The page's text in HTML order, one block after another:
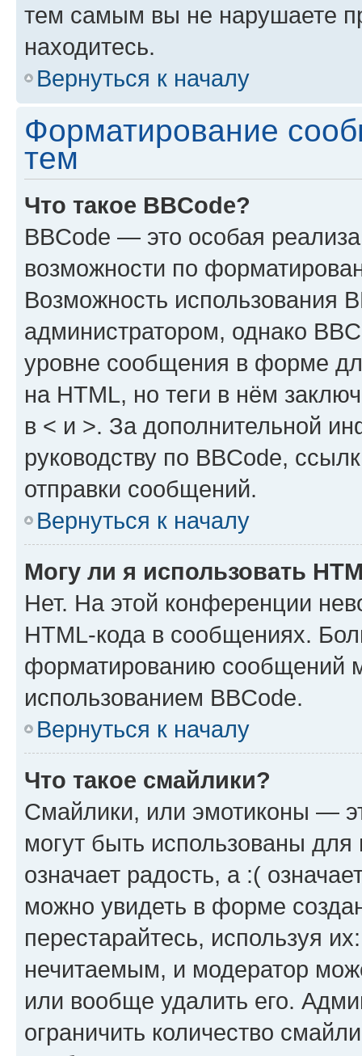
тем самым вы не нарушаете
находитесь.
Вернуться к началу
Форматирование
тем
Что такое BBCode?
BBCode — это особая
возможности по
Возможность использования
администратором, однако
уровне сообщения в форме
на HTML, но теги в нём
в < и >. За дополнительной
руководству по BBCode,
отправки сообщений.
Вернуться к началу
Могу ли я использовать
Нет. На этой конференции
HTML-кода в сообщениях.
форматированию сообщений
использованием BBCode.
Вернуться к началу
Что такое смайлики?
Смайлики, или эмотиконы —
могут быть использованы
означает радость, а :(
можно увидеть в форме
перестарайтесь, используя
нечитаемым, и модератор
или вообще удалить его.
ограничить количество